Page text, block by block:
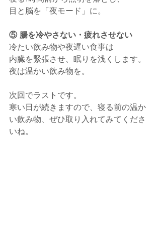
目と脳を「夜モード」に。
⑤ 腸を冷やさない・疲れさせない
冷たい飲み物や夜遅い食事は
内臓を緊張させ、眠りを浅くします。
夜は温かい飲み物を。
次回でラストです。
寒い日が続きますので、寝る前の温か
い飲み物、ぜひ取り入れてみてくださ
いね。